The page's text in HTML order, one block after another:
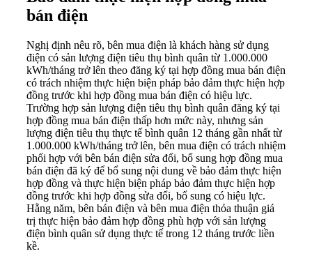
bán điện
Nghị định nêu rõ, bên mua điện là khách hàng sử dụng
điện có sản lượng điện tiêu thụ bình quân từ 1.000.000
kWh/tháng trở lên theo đăng ký tại hợp đồng mua bán điện
có trách nhiệm thực hiện biện pháp bảo đảm thực hiện hợp
đồng trước khi hợp đồng mua bán điện có hiệu lực.
Trường hợp sản lượng điện tiêu thụ bình quân đăng ký tại
hợp đồng mua bán điện thấp hơn mức này, nhưng sản
lượng điện tiêu thụ thực tế bình quân 12 tháng gần nhất từ
1.000.000 kWh/tháng trở lên, bên mua điện có trách nhiệm
phối hợp với bên bán điện sửa đổi, bổ sung hợp đồng mua
bán điện đã ký để bổ sung nội dung về bảo đảm thực hiện
hợp đồng và thực hiện biện pháp bảo đảm thực hiện hợp
đồng trước khi hợp đồng sửa đổi, bổ sung có hiệu lực.
Hằng năm, bên bán điện và bên mua điện thỏa thuận giá
trị thực hiện bảo đảm hợp đồng phù hợp với sản lượng
điện bình quân sử dụng thực tế trong 12 tháng trước liền
kề.